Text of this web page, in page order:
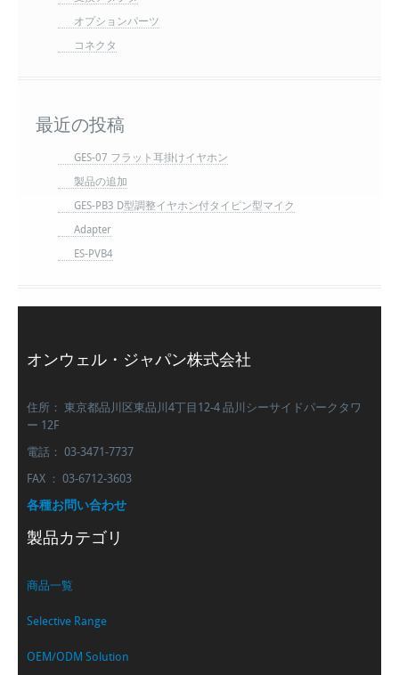
オプションパーツ
コネクタ
最近の投稿
GES-07 フラット耳掛けイヤホン
製品の追加
GES-PB3 D型調整イヤホン付タイピン型マイク
Adapter
ES-PVB4
オンウェル・ジャパン株式会社
住所： 東京都品川区東品川4丁目12-4 品川シーサイドパークタワ
ー 12F
電話： 03-3471-7737
FAX ： 03-6712-3603
各種お問い合わせ
製品カテゴリ
商品一覧
Selective Range
OEM/ODM Solution